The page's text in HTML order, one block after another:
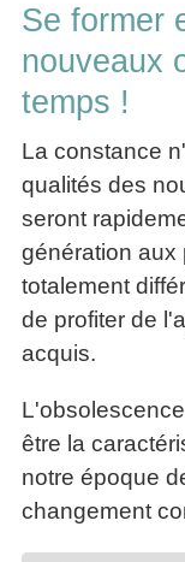
Se former
nouveaux
temps !
La constance
qualités des
seront
génération aux
totalement
de profiter de
acquis.
être la
notre époque
changement